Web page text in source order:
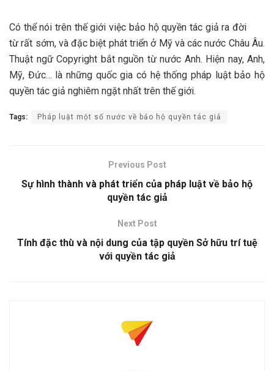
Có thể nói trên thế giới việc bảo hộ quyền tác giả ra đời
từ rất sớm, và đặc biệt phát triển ở Mỹ và các nước Châu Âu.
Thuật ngữ Copyright bắt nguồn từ nước Anh. Hiện nay, Anh,
Mỹ, Đức… là những quốc gia có hệ thống pháp luật bảo hộ
quyền tác giả nghiêm ngặt nhất trên thế giới.
Tags: Pháp luật một số nước về bảo hộ quyền tác giả
Previous Post
Sự hình thành và phát triển của pháp luật về bảo hộ
quyền tác giả
Next Post
Tính đặc thù và nội dung của tập quyền Sở hữu trí tuệ
với quyền tác giả